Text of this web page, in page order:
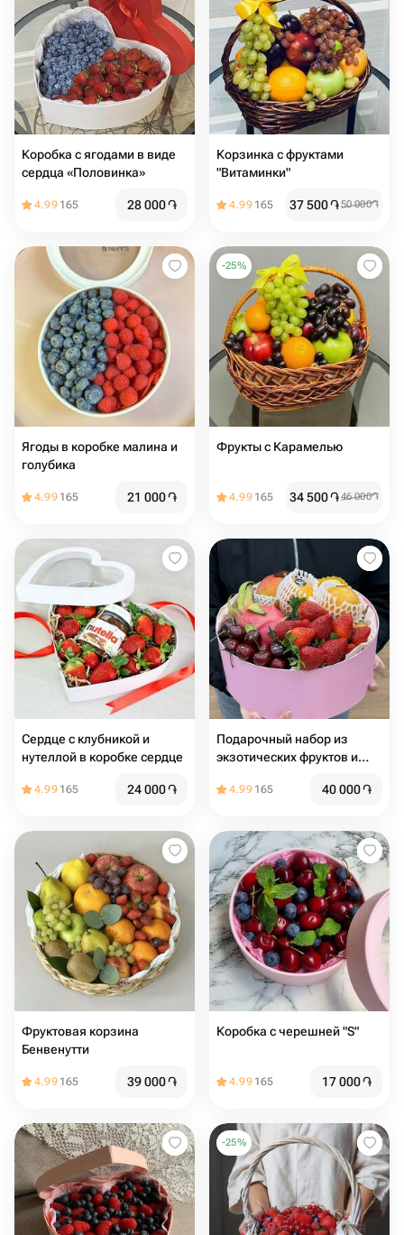
Коробка с ягодами в виде
сердца «Половинка»
4.99 165 28 000֏
Корзинка с фруктами
"Витаминки"
4.99 165 37 500֏50 000֏
Ягоды в коробке малина и
голубика
4.99 165 21 000֏
-25%
Фрукты с Карамелью
4.99 165 34 500֏46 000֏
Сердце с клубникой и
нутеллой в коробке сердце
4.99 165 24 000֏
Подарочный набор из
экзотических фруктов и
4.99 165 40 000֏
Фруктовая корзина
Бенвенутти
4.99 165 39 000֏
Коробка с черешней "S"
4.99 165 17 000֏
-25%